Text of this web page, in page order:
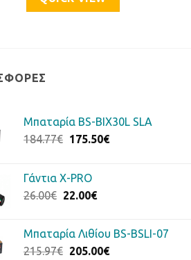
Μπαταρία BS-BIX30L SLA
184.77€ Original
184.77€.
175.50€Η
Γάντια Χ-PRO
26.00€ Original
26.00€.
22.00€Η
είναι:
22.00€.
Μπαταρία Λιθίου BS-BSLI-07
215.97€ Original
205.00€Η